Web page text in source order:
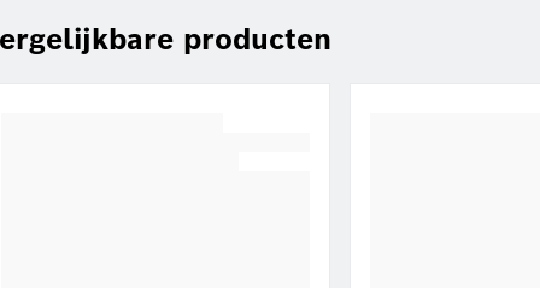
producten